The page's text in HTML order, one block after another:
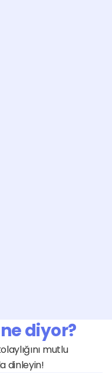
diyor?
mutlu
dinleyin!